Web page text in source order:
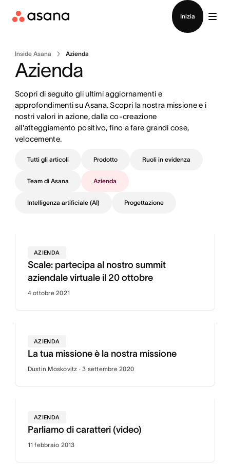
Inizia
Inside Asana Azienda
Azienda
Scopri di seguito gli ultimi aggiornamenti e
approfondimenti su Asana. Scopri la nostra missione e i
nostri valori in azione, dalla co-creazione
all'atteggiamento positivo, fino a fare grandi cose,
velocemente.
Tutti gli articoli Prodotto Ruoli in evidenza
Team di Asana Azienda
Intelligenza artificiale (AI) Progettazione
AZIENDA
Scale: partecipa al nostro summit
aziendale virtuale il 20 ottobre
4 ottobre 2021
AZIENDA
La tua missione è la nostra missione
Dustin Moskovitz · 3 settembre 2020
AZIENDA
Parliamo di caratteri (video)
11 febbraio 2013